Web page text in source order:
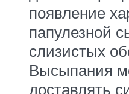
появление
папулезной
слизистых
Высыпания
доставлять